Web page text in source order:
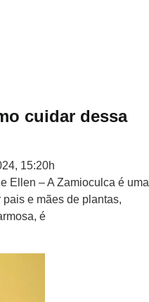
cuidar dessa
15:20h
Ellen – A Zamioculca é uma
e mães de plantas,
é